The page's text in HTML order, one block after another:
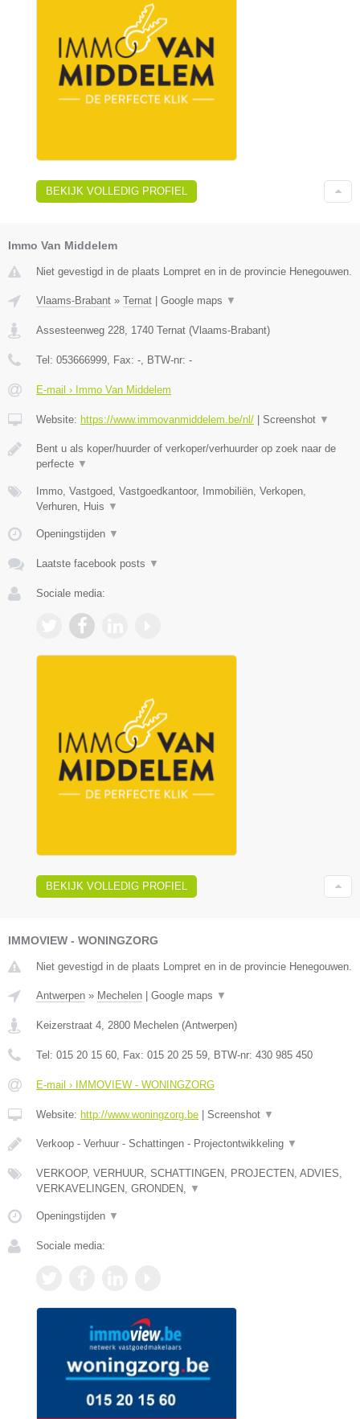
BEKIJK VOLLEDIG PROFIEL
Immo Van Middelem
Niet gevestigd in de plaats Lompret en in de provincie Henegouwen.
Vlaams-Brabant » Ternat Google maps ▼
Assesteenweg 228 1740 Ternat (Vlaams-Brabant)
Tel: 053666999 , Fax: - , BTW-nr: -
E-mail › Immo Van Middelem
Website: https://www.immovanmiddelem.be/nl/ Screenshot ▼
Bent u als koper/huurder of verkoper/verhuurder op zoek naar de
perfecte ▼
Immo, Vastgoed, Vastgoedkantoor, Immobiliën, Verkopen,
Verhuren, Huis ▼
Openingstijden ▼
Laatste facebook posts ▼
Sociale media:
BEKIJK VOLLEDIG PROFIEL
IMMOVIEW - WONINGZORG
Niet gevestigd in de plaats Lompret en in de provincie Henegouwen.
Antwerpen » Mechelen Google maps ▼
Keizerstraat 4 2800 Mechelen (Antwerpen)
Tel: 015 20 15 60 , Fax: 015 20 25 59 , BTW-nr: 430 985 450
E-mail › IMMOVIEW - WONINGZORG
Website: http://www.woningzorg.be Screenshot ▼
Verkoop - Verhuur - Schattingen - Projectontwikkeling ▼
VERKOOP, VERHUUR, SCHATTINGEN, PROJECTEN, ADVIES,
VERKAVELINGEN, GRONDEN,
▼
Openingstijden ▼
Sociale media: